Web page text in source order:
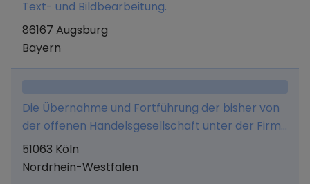
Text- und Bildbearbeitung.
86167 Augsburg
Bayern
Die Übernahme und Fortführung der bisher von
der offenen Handelsgesellschaft unter der Firma
Josef Stollenwerk betriebenen Druckerei. Sie
wird zu diesem Zweck das Betriebsvermögen,
51063 Köln
Nordrhein-Westfalen